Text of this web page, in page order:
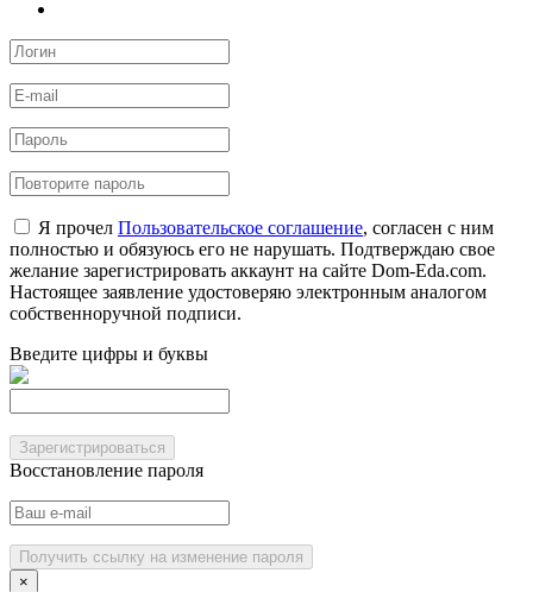
Я прочел Пользовательское соглашение, согласен с ним
полностью и обязуюсь его не нарушать. Подтверждаю свое
желание зарегистрировать аккаунт на сайте Dom-Eda.com.
Настоящее заявление удостоверяю электронным аналогом
собственноручной подписи.
Введите цифры и буквы
Зарегистрироваться
Восстановление пароля
Получить ссылку на изменение пароля
×